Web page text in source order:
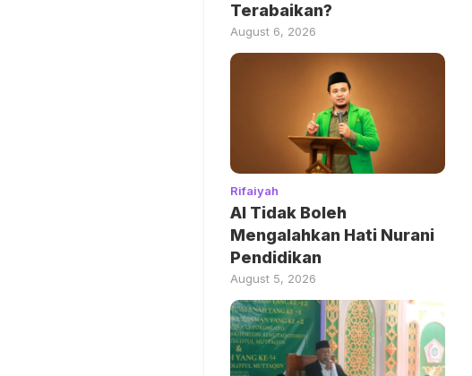
Terabaikan?
August 6, 2026
Rifaiyah
AI Tidak Boleh
Mengalahkan Hati Nurani
Pendidikan
August 5, 2026